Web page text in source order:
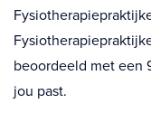
beoordeeld met een
jou past.